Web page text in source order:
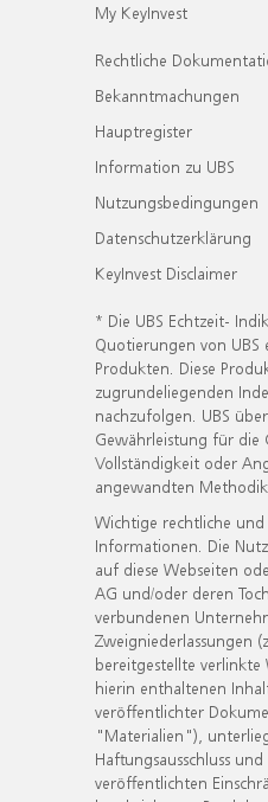
My KeyInvest
Rechtliche
Bekanntmachungen
Hauptregister
Information zu UBS
Nutzungsbedingungen
Datenschutzerklärung
KeyInvest Disclaimer
* Die UBS Echtzeit-
Quotierungen von
Produkten. Diese
zugrundeliegenden
nachzufolgen. UBS
Gewährleistung für die
Vollständigkeit oder
angewandten
Wichtige rechtliche
Informationen. Die
auf diese Webseiten
AG und/oder deren
verbundenen
Zweigniederlassungen
bereitgestellte verlinkte
hierin enthaltenen
veröffentlichter
"Materialien"),
Haftungsausschluss
veröffentlichten